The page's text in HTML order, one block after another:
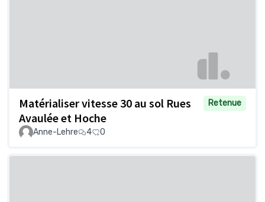
Matérialiser vitesse 30 au sol Rues
Avaulée et Hoche
Retenue
Anne-Lehre 4 0